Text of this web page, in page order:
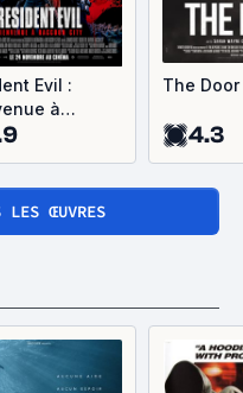
Evil :
à
City
The Door
4.3
LES ŒUVRES